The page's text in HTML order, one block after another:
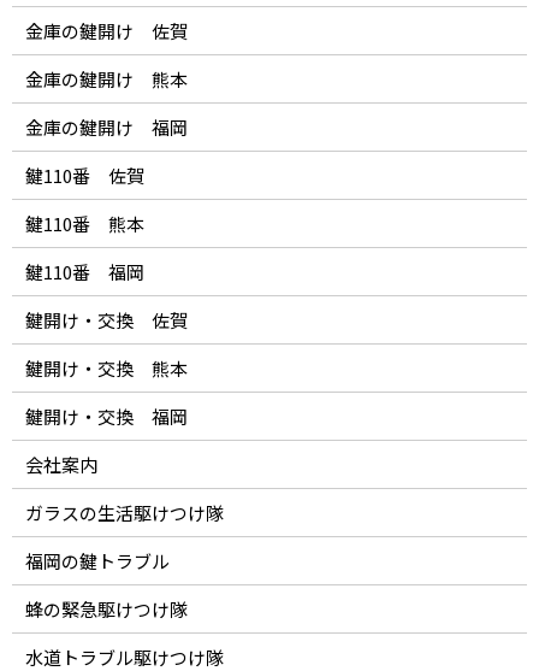
金庫の鍵開け 佐賀
金庫の鍵開け 熊本
金庫の鍵開け 福岡
鍵110番 佐賀
鍵110番 熊本
鍵110番 福岡
鍵開け・交換 佐賀
鍵開け・交換 熊本
鍵開け・交換 福岡
会社案内
ガラスの生活駆けつけ隊
福岡の鍵トラブル
蜂の緊急駆けつけ隊
水道トラブル駆けつけ隊